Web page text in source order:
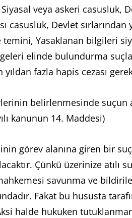
veya askeri casusluk,
casusluk, Devlet
temini, Yasaklanan bilgileri
elinde bulundurma
fazla hapis cezası
belirlenmesinde suçun
kanunun 14. Maddesi)
görev alanına giren bir suç
Çünkü üzerinize
savunma ve
Fakat bu hususta
halde hukuken